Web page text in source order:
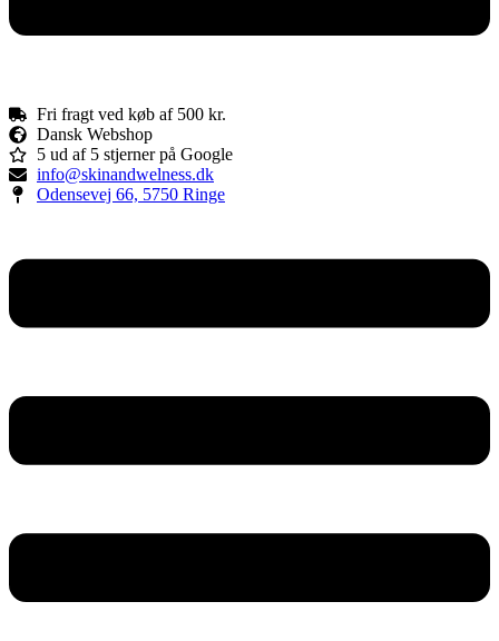
Fri fragt ved køb af 500 kr.
Dansk Webshop
5 ud af 5 stjerner på Google
info@skinandwelness.dk
Odensevej 66, 5750 Ringe